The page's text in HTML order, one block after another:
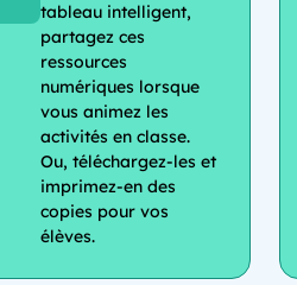
tableau intelligent,
partagez ces
ressources
numériques lorsque
vous animez les
activités en classe.
Ou, téléchargez-les et
imprimez-en des
copies pour vos
élèves.